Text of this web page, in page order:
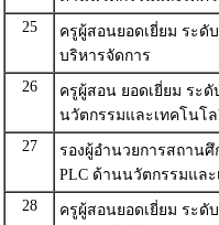
25
ครูผู้สอนยอดเยี่ยม ระ
บริหารจัดการ
26
ครูผู้สอน ยอดเยี่ยม ระ
นวัตกรรมและเทคโนโ
27
รองผู้อำนวยการสถาน
PLC ด้านนวัตกรรมแล
28
ครูผู้สอนยอดเยี่ยม ระดั